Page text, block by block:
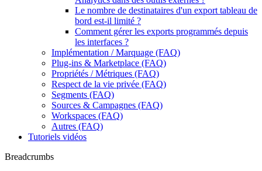
Le nombre de destinataires d'un export tableau de
bord est-il limité ?
Comment gérer les exports programmés depuis
les interfaces ?
Implémentation / Marquage (FAQ)
Plug-ins & Marketplace (FAQ)
Propriétés / Métriques (FAQ)
Respect de la vie privée (FAQ)
Segments (FAQ)
Sources & Campagnes (FAQ)
Workspaces (FAQ)
Autres (FAQ)
Tutoriels vidéos
Breadcrumbs